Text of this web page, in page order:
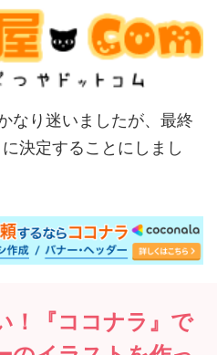
なり迷いましたが、最終
決定することにしまし
！『ココナラ』で